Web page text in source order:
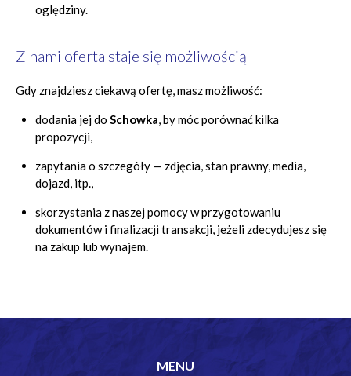
oględziny.
Z nami oferta staje się możliwością
Gdy znajdziesz ciekawą ofertę, masz możliwość:
dodania jej do Schowka, by móc porównać kilka
propozycji,
zapytania o szczegóły — zdjęcia, stan prawny, media,
dojazd, itp.,
skorzystania z naszej pomocy w przygotowaniu
dokumentów i finalizacji transakcji, jeżeli zdecydujesz się
na zakup lub wynajem.
MENU